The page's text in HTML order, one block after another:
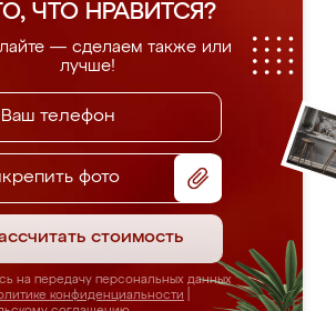
ЧТО НРАВИТСЯ?
— сделаем также или
лучше!
фото
стоимость
на передачу персональных данных
конфиденциальности